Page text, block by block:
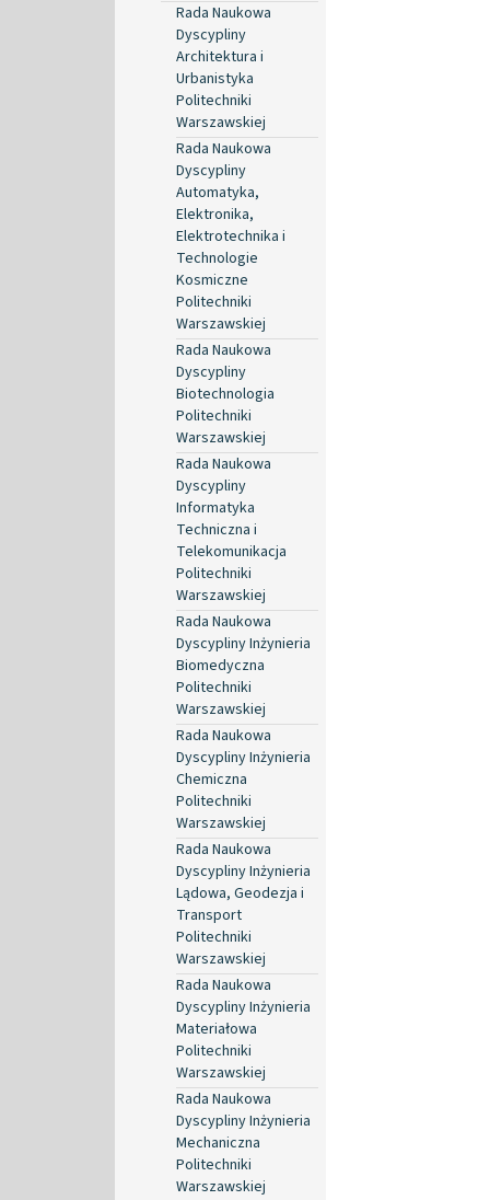
Rada Naukowa
Dyscypliny
Architektura i
Urbanistyka
Politechniki
Warszawskiej
Rada Naukowa
Dyscypliny
Automatyka,
Elektronika,
Elektrotechnika i
Technologie
Kosmiczne
Politechniki
Warszawskiej
Rada Naukowa
Dyscypliny
Biotechnologia
Politechniki
Warszawskiej
Rada Naukowa
Dyscypliny
Informatyka
Techniczna i
Telekomunikacja
Politechniki
Warszawskiej
Rada Naukowa
Dyscypliny Inżynieria
Biomedyczna
Politechniki
Warszawskiej
Rada Naukowa
Dyscypliny Inżynieria
Chemiczna
Politechniki
Warszawskiej
Rada Naukowa
Dyscypliny Inżynieria
Lądowa, Geodezja i
Transport
Politechniki
Warszawskiej
Rada Naukowa
Dyscypliny Inżynieria
Materiałowa
Politechniki
Warszawskiej
Rada Naukowa
Dyscypliny Inżynieria
Mechaniczna
Politechniki
Warszawskiej